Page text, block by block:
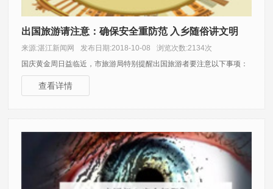
出国旅游请注意：确保安全重防范 入乡随俗讲文明
来源:湛江新闻网 发布日期:2018-10-08
浏览次数:2134次
国庆黄金周日益临近，市旅游局特别提醒出国旅游者要注意以下事项：
查看详情